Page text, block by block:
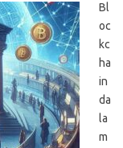
Bl
oc
kc
ha
in
da
la
m